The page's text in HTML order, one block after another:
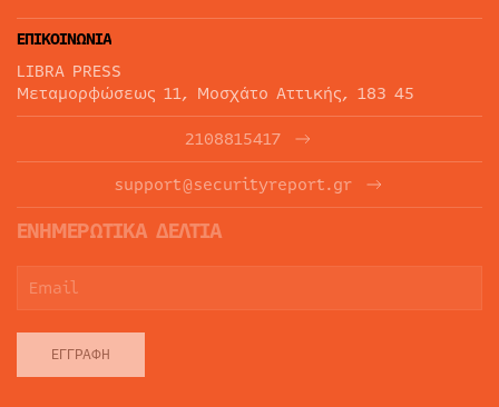
ΕΠΙΚΟΙΝΩΝΙΑ
LIBRA PRESS
Μεταμορφώσεως 11, Μοσχάτο Αττικής, 183 45
2108815417
support@securityreport.gr
ΕΝΗΜΕΡΩΤΙΚΑ ΔΕΛΤΙΑ
ΕΓΓΡΑΦΉ